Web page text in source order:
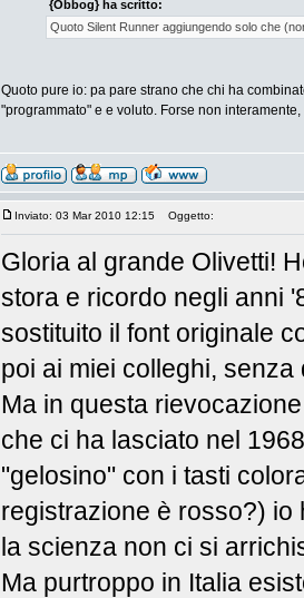
{Obbog} ha scritto:
Quoto Silent Runner aggiungendo solo che
Quoto pure io: pa pare strano che chi ha
"programmato" e e voluto. Forse non
Inviato: 03 Mar 2010 12:15 Oggetto:
Gloria al grande Olivetti!
stora e ricordo negli anni
sostituito il font originale
poi ai miei colleghi, senza
Ma in questa
che ci ha lasciato nel
"gelosino" con i tasti
registrazione è rosso?) io
la scienza non ci si
Ma purtroppo in Italia